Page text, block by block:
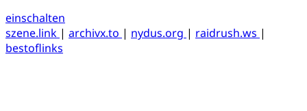
einschalten
szene.link | archivx.to | nydus.org | raidrush.ws |
bestoflinks